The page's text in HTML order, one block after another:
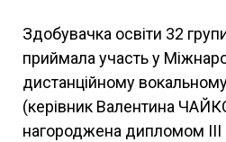
Здобувачка освіти 32
приймала участь у
дистанційному
(керівник Валентина
нагороджена дипломом ІІІ